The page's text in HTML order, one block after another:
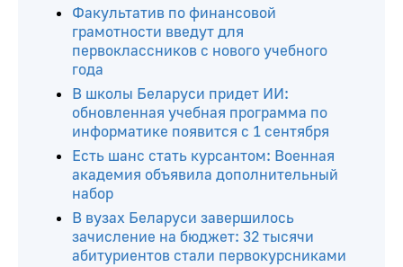
Факультатив по финансовой
грамотности введут для
первоклассников с нового учебного
года
В школы Беларуси придет ИИ:
обновленная учебная программа по
информатике появится с 1 сентября
Есть шанс стать курсантом: Военная
академия объявила дополнительный
набор
В вузах Беларуси завершилось
зачисление на бюджет: 32 тысячи
абитуриентов стали первокурсниками